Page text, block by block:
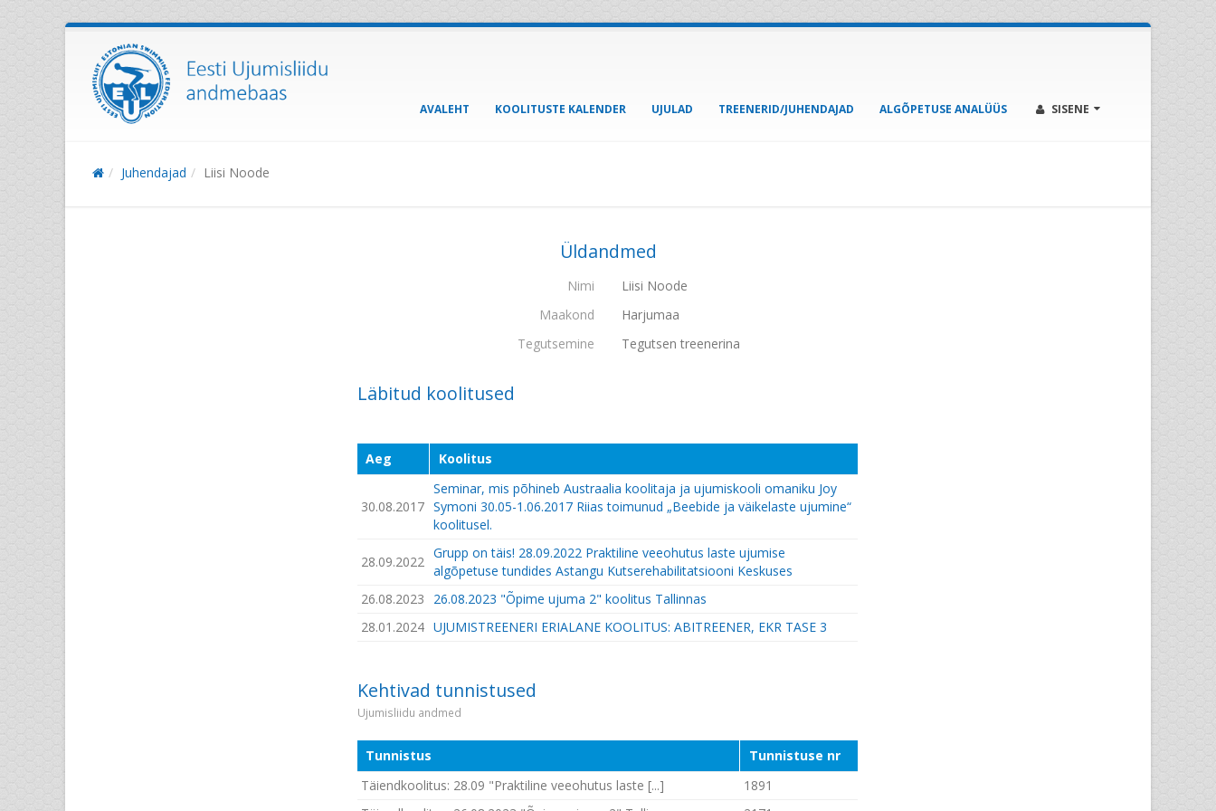
AVALEHT KOOLITUSTE KALENDER UJULAD TREENERID/JUHENDAJAD ALGÕPETUSE ANALÜÜS SISENE
Juhendajad Liisi Noode
Üldandmed
Nimi
Liisi Noode
Maakond
Harjumaa
Tegutsemine
Tegutsen treenerina
Läbitud koolitused
Aeg Koolitus
30.08.2017
Seminar, mis põhineb Austraalia koolitaja ja ujumiskooli omaniku Joy
Symoni 30.05-1.06.2017 Riias toimunud „Beebide ja väikelaste ujumine“
koolitusel.
28.09.2022
Grupp on täis! 28.09.2022 Praktiline veeohutus laste ujumise
algõpetuse tundides Astangu Kutserehabilitatsiooni Keskuses
26.08.2023
26.08.2023 "Õpime ujuma 2" koolitus Tallinnas
28.01.2024 UJUMISTREENERI ERIALANE KOOLITUS: ABITREENER, EKR TASE 3
Kehtivad tunnistused
Ujumisliidu andmed
Tunnistus
Tunnistuse nr
Täiendkoolitus: 28.09 "Praktiline veeohutus laste [...]
1891